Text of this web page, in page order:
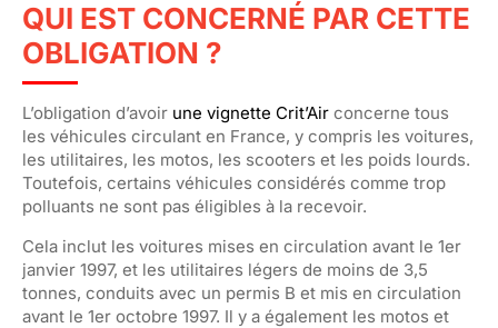
QUI EST CONCERNÉ PAR CETTE
OBLIGATION ?
L’obligation d’avoir une vignette Crit’Air concerne tous
les véhicules circulant en France, y compris les voitures,
les utilitaires, les motos, les scooters et les poids lourds.
Toutefois, certains véhicules considérés comme trop
polluants ne sont pas éligibles à la recevoir.
Cela inclut les voitures mises en circulation avant le 1er
janvier 1997, et les utilitaires légers de moins de 3,5
tonnes, conduits avec un permis B et mis en circulation
avant le 1er octobre 1997. Il y a également les motos et